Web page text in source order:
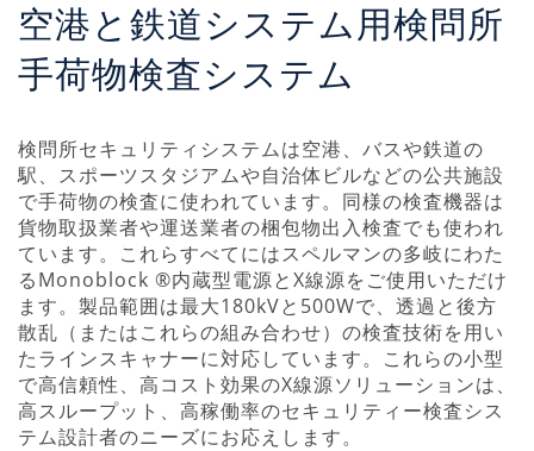
空港と鉄道システム用検問所
手荷物検査システム
検問所セキュリティシステムは空港、バスや鉄道の
駅、スポーツスタジアムや自治体ビルなどの公共施設
で手荷物の検査に使われています。同様の検査機器は
貨物取扱業者や運送業者の梱包物出入検査でも使われ
ています。これらすべてにはスペルマンの多岐にわた
るMonoblock ®内蔵型電源とX線源をご使用いただけ
ます。製品範囲は最大180kVと500Wで、透過と後方
散乱（またはこれらの組み合わせ）の検査技術を用い
たラインスキャナーに対応しています。これらの小型
で高信頼性、高コスト効果のX線源ソリューションは、
高スループット、高稼働率のセキュリティー検査シス
テム設計者のニーズにお応えします。